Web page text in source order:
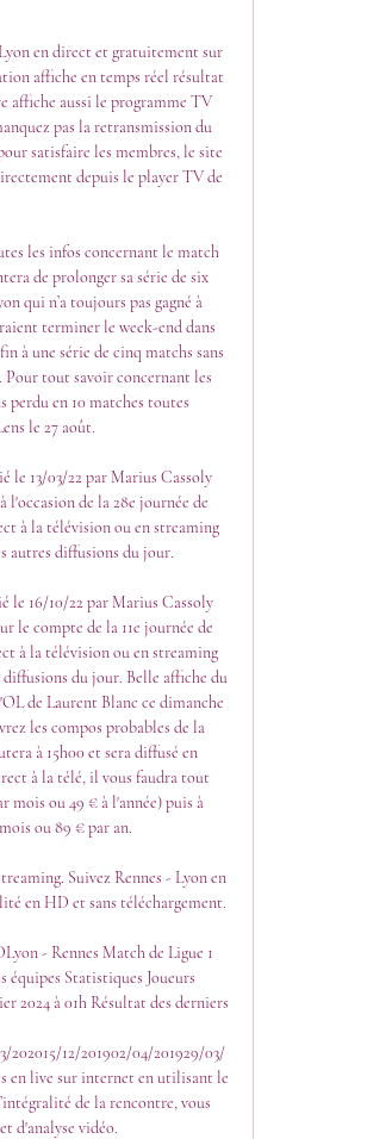
en direct et gratuitement sur
affiche en temps réel résultat
affiche aussi le programme TV
pas la retransmission du
satisfaire les membres, le site
depuis le player TV de
les infos concernant le match
de prolonger sa série de six
qui n’a toujours pas gagné à
terminer le week-end dans
à une série de cinq matchs sans
tout savoir concernant les
perdu en 10 matches toutes
le 27 août.
le 13/03/22 par Marius Cassoly
l'occasion de la 28e journée de
à la télévision ou en streaming
autres diffusions du jour.
le 16/10/22 par Marius Cassoly
le compte de la 11e journée de
à la télévision ou en streaming
du jour. Belle affiche du
de Laurent Blanc ce dimanche
les compos probables de la
à 15h00 et sera diffusé en
à la télé, il vous faudra tout
mois ou 49 € à l'année) puis à
ou 89 € par an.
Suivez Rennes - Lyon en
en HD et sans téléchargement.
- Rennes Match de Ligue 1
équipes Statistiques Joueurs
2024 à 01h Résultat des derniers
202015/12/201902/04/201929/03/
en live sur internet en utilisant le
de la rencontre, vous
d'analyse vidéo.